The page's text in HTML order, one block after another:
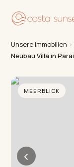
Unsere Immobilien ›
Neubau Villa in
MEERBLICK
‹